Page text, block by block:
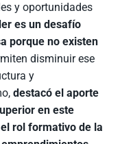
y oportunidades
es un desafío
porque no existen
disminuir ese
y
destacó el aporte
en este
rol formativo de la